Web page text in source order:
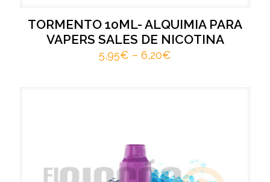
TORMENTO 10ML- ALQUIMIA PARA
VAPERS SALES DE NICOTINA
5,95€ – 6,20€